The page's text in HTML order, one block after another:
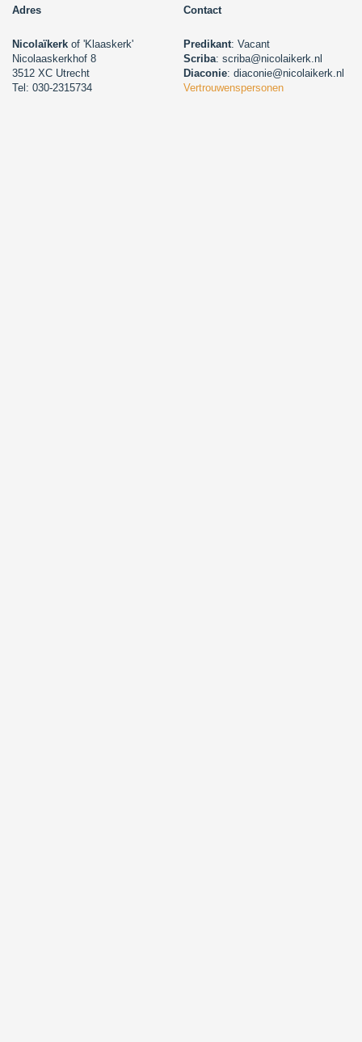
Adres Contact
Nicolaïkerk of 'Klaaskerk'
Nicolaaskerkhof 8
3512 XC Utrecht
Tel: 030-2315734
Predikant: Vacant
Scriba: scriba@nicolaikerk.nl
Diaconie: diaconie@nicolaikerk.nl
Vertrouwenspersonen